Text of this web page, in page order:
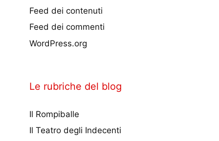
Feed dei contenuti
Feed dei commenti
WordPress.org
Le rubriche del blog
Il Rompiballe
Il Teatro degli Indecenti